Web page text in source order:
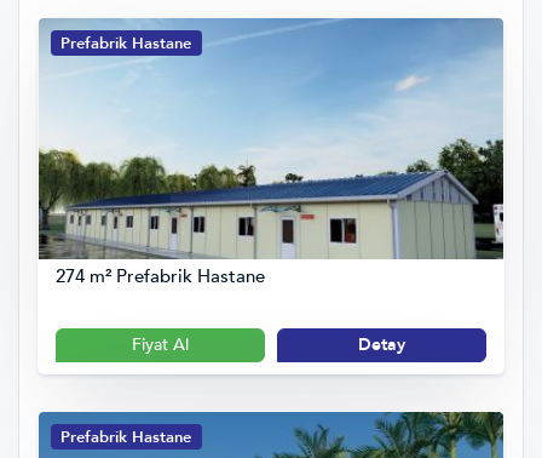
Prefabrik Hastane
274 m² Prefabrik Hastane
Fiyat Al Detay
Prefabrik Hastane